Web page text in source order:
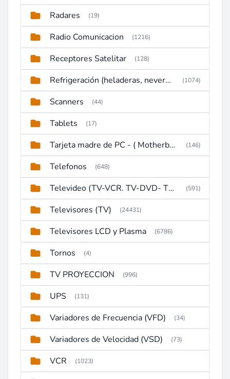
Radares (19)
Radio Comunicacion (1216)
Receptores Satelitar (128)
Refrigeración (heladeras, neveras, congeladores) (1074)
Scanners (44)
Tablets (17)
Tarjeta madre de PC - ( Motherboard ) (146)
Telefonos (648)
Televideo (TV-VCR. TV-DVD- TV-DVD-VCR) (591)
Televisores (TV) (24431)
Televisores LCD y Plasma (6786)
Tornos (4)
TV PROYECCION (996)
UPS (131)
Variadores de Frecuencia (VFD) (34)
Variadores de Velocidad (VSD) (73)
VCR (1023)